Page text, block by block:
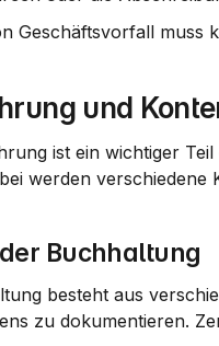
Geschäftsvorfall muss
und
ist ein wichtiger
werden
Buchhaltung
besteht aus
zu dokumentieren.